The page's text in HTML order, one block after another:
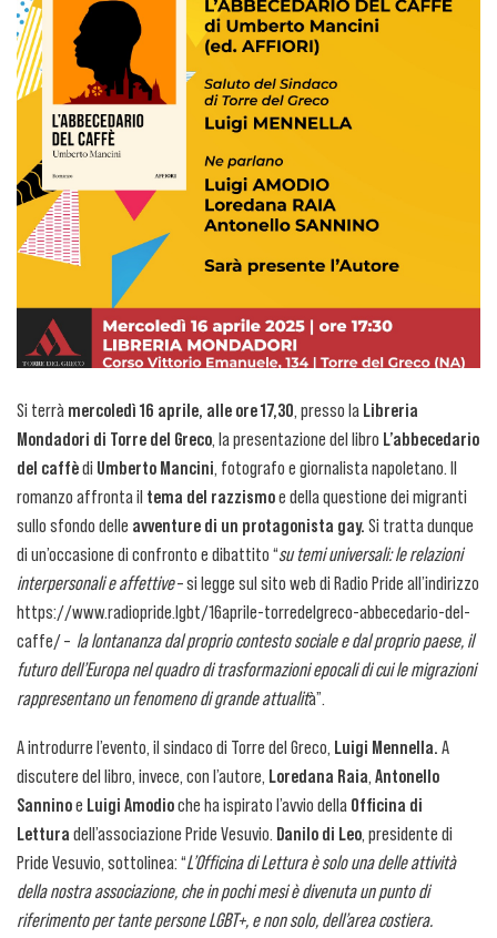
Si terrà mercoledì 16 aprile, alle ore 17,30, presso la Libreria
Mondadori di Torre del Greco, la presentazione del libro L’abbecedario
del caffèdi Umberto Mancini, fotografo e giornalista napoletano. Il
romanzo affronta il tema del razzismoe della questione dei migranti
sullo sfondo delle avventure di un protagonista gay. Si tratta dunque
di un’occasione di confronto e dibattito “su temi universali: le relazioni
interpersonali e affettive– si legge sul sito web di Radio Pride all’indirizzo
https://www.radiopride.lgbt/16aprile-torredelgreco-abbecedario-del-
caffe/ – la lontananza dal proprio contesto sociale e dal proprio paese, il
futuro dell’Europa nel quadro di trasformazioni epocali di cui le migrazioni
rappresentano un fenomeno di grande attualità”.
A introdurre l’evento, il sindaco di Torre del Greco, Luigi Mennella. A
discutere del libro, invece, con l’autore, Loredana Raia, Antonello
Sanninoe Luigi Amodioche ha ispirato l’avvio della Officina di
Lettura dell’associazione Pride Vesuvio. Danilo di Leo, presidente di
Pride Vesuvio, sottolinea: “L’Officina di Lettura è solo una delle attività
della nostra associazione, che in pochi mesi è divenuta un punto di
riferimento per tante persone LGBT+, e non solo, dell’area costiera.